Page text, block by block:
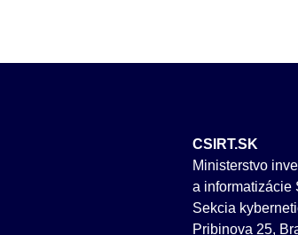
CSIRT.SK
Ministerstvo
a informatizácie
Sekcia
Pribinova 25,